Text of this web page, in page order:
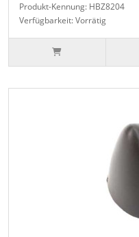
Produkt-Kennung: HBZ8204
Verfügbarkeit: Vorrätig